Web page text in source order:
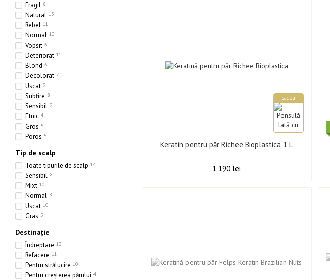
cadou
Keratin pentru păr Richee Bioplastica 1 L
1 190 lei
Fragil 8
Natural 13
Rebel 11
Normal 10
Vopsit 6
Deteriorat 11
Blond 6
Decolorat 7
Uscat 9
Subțire 8
Sensibil 9
Etnic 4
Gros 5
Poros 5
Tip de scalp
Toate tipurile de scalp 14
Sensibil 8
Mixt 10
Normal 8
Uscat 10
Gras 5
Destinație
Îndreptare 13
Refacere 11
Pentru strălucire 10
Pentru creșterea părului 4